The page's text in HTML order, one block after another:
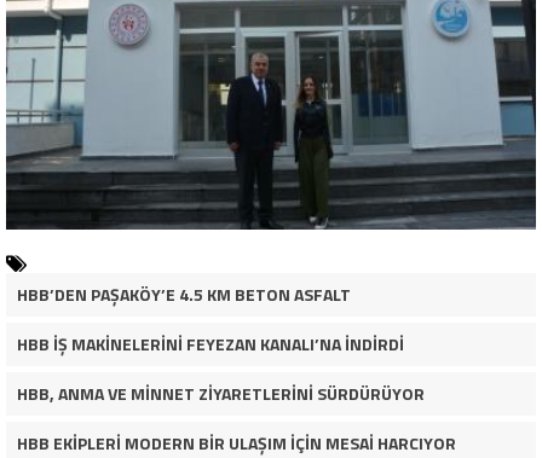
HBB’DEN PAŞAKÖY’E 4.5 KM BETON ASFALT
HBB İŞ MAKİNELERİNİ FEYEZAN KANALI’NA İNDİRDİ
HBB, ANMA VE MİNNET ZİYARETLERİNİ SÜRDÜRÜYOR
HBB EKİPLERİ MODERN BİR ULAŞIM İÇİN MESAİ HARCIYOR